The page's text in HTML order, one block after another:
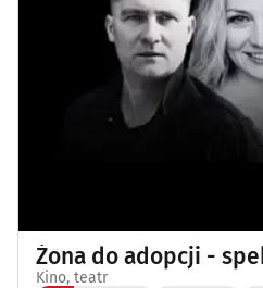
Żona do adopcji -
Kino, teatr